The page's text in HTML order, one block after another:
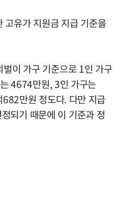
고유가 지원금 지급 기준을
이 가구 기준으로 1인 가구
4674만원, 3인 가구는
만원 정도다. 다만 지급
되기 때문에 이 기준과 정